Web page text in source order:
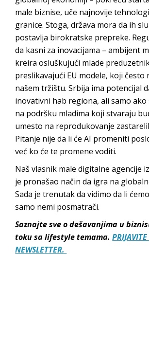
male biznise, uče najnovije
granice. Stoga, država mora da ih
postavlja birokratske prepreke.
da kasni za inovacijama – ambijent
kreira osluškujući mlade
preslikavajući EU modele, koji često
našem tržištu. Srbija ima potencijal
inovativni hab regiona, ali samo ako
na podršku mladima koji stvaraju
umesto na reprodukovanje
Pitanje nije da li će AI promeniti
već ko će te promene voditi.
Naš vlasnik male digitalne agencije
je pronašao način da igra na
Sada je trenutak da vidimo da li
samo nemi posmatrači.
Saznajte sve o dešavanjima u
toku sa lifestyle temama.
NEWSLETTER.